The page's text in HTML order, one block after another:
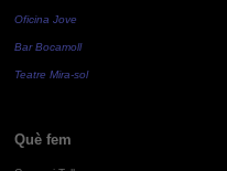
Oficina Jove
Bar Bocamoll
Teatre Mira-sol
Què fem